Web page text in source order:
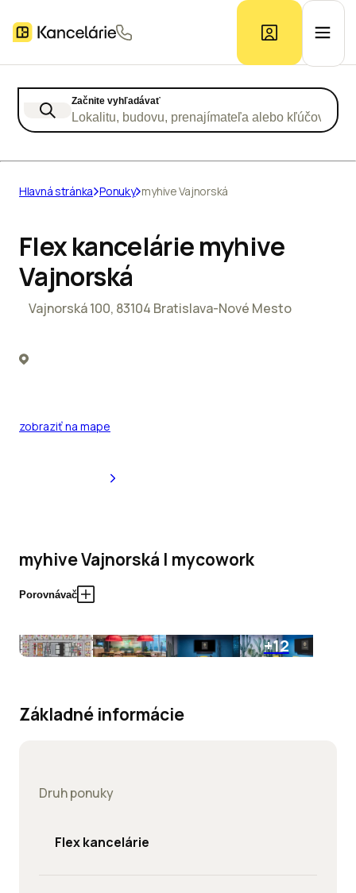
Prieskum trhu
Začnite vyhľadávať
Lokalitu, budovu, prenajímateľa alebo kľúčové
Hlavná stránka Ponuky myhive Vajnorská
Flex kancelárie myhive
Vajnorská
Vajnorská 100, 83104 Bratislava-Nové Mesto
zobraziť na mape
myhive Vajnorská | mycowork
Porovnávač
+12
Základné informácie
Druh ponuky
Flex kancelárie